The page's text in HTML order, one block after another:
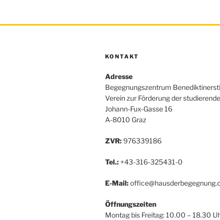
KONTAKT
Adresse
Begegnungszentrum
Verein zur Förderung der
Johann-Fux-Gasse 16
A-8010 Graz
ZVR:976339186
Tel.: +43-316-325431-0
E-Mail:
Öffnungszeiten
Montag bis Freitag: 10.00 – 18.30